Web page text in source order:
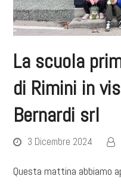
La scuola
di Rimini in
Bernardi srl
3 Dicembre 2024
Questa mattina abbiamo